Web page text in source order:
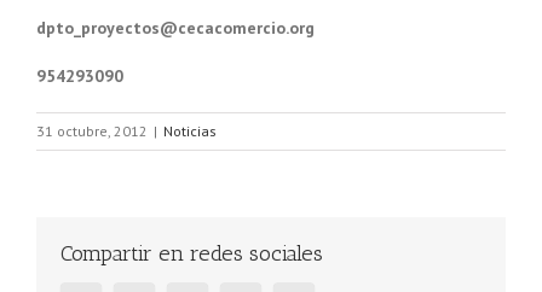
dpto_proyectos@cecacomercio.org
954293090
31 octubre, 2012 | Noticias
Compartir en redes sociales